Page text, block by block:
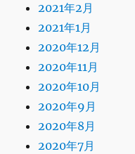
2021年2月
2021年1月
2020年12月
2020年11月
2020年10月
2020年9月
2020年8月
2020年7月